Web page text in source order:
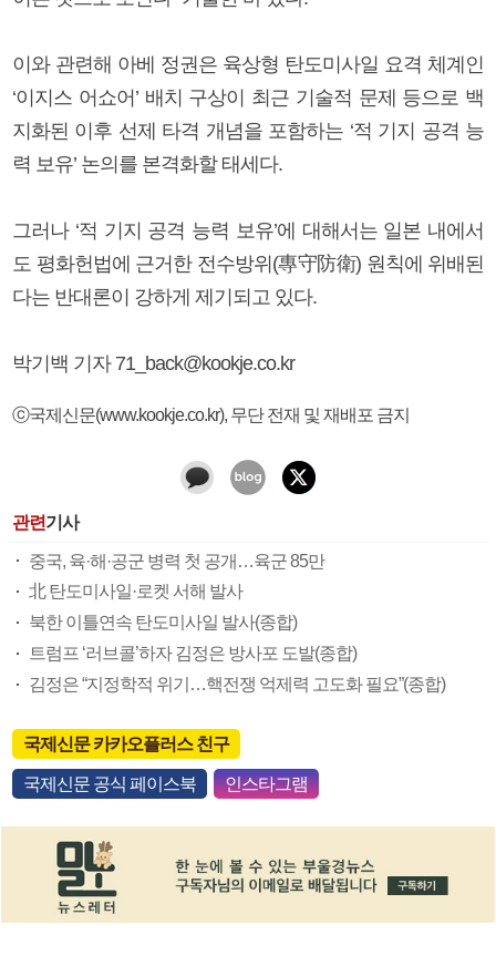
이와 관련해 아베 정권은 육상형 탄도미사일 요격 체계인
‘이지스 어쇼어’ 배치 구상이 최근 기술적 문제 등으로 백
지화된 이후 선제 타격 개념을 포함하는 ‘적 기지 공격 능
력 보유’ 논의를 본격화할 태세다.
그러나 ‘적 기지 공격 능력 보유’에 대해서는 일본 내에서
도 평화헌법에 근거한 전수방위(專守防衛) 원칙에 위배된
다는 반대론이 강하게 제기되고 있다.
박기백 기자 71_back@kookje.co.kr
ⓒ국제신문(www.kookje.co.kr), 무단 전재 및 재배포 금지
관련기사
중국, 육·해·공군 병력 첫 공개…육군 85만
北 탄도미사일·로켓 서해 발사
북한 이틀연속 탄도미사일 발사(종합)
트럼프 ‘러브콜’하자 김정은 방사포 도발(종합)
김정은 “지정학적 위기…핵전쟁 억제력 고도화 필요”(종합)
국제신문 카카오플러스 친구
국제신문 공식 페이스북 인스타그램